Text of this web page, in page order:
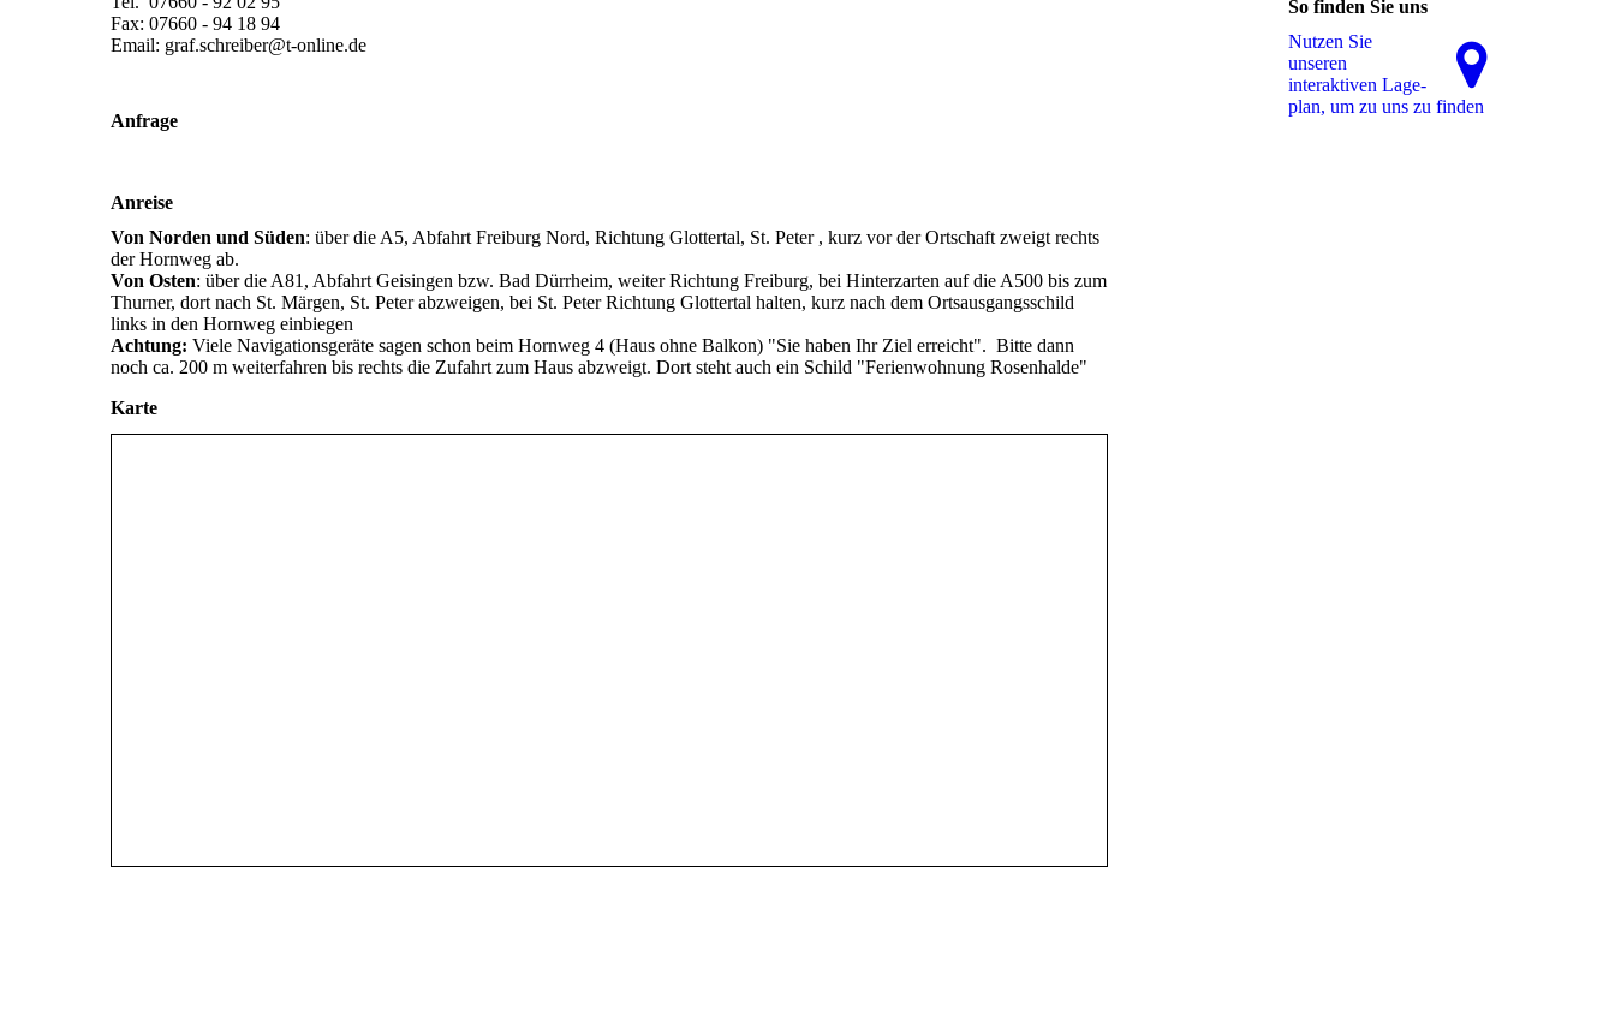
Fax: 07660 - 94 18 94
Email: graf.schreiber@t-online.de
Anfrage
Anreise
Von Norden und Süden: über die A5, Abfahrt Freiburg Nord, Richtung Glottertal, St. Peter , kurz vor der Ortschaft zweigt rechts
der Hornweg ab.
Von Osten: über die A81, Abfahrt Geisingen bzw. Bad Dürrheim, weiter Richtung Freiburg, bei Hinterzarten auf die A500 bis zum
Thurner, dort nach St. Märgen, St. Peter abzweigen, bei St. Peter Richtung Glottertal halten, kurz nach dem Ortsausgangsschild
links in den Hornweg einbiegen
Achtung: Viele Navigationsgeräte sagen schon beim Hornweg 4 (Haus ohne Balkon) "Sie haben Ihr Ziel erreicht". Bitte dann
noch ca. 200 m weiterfahren bis rechts die Zufahrt zum Haus abzweigt. Dort steht auch ein Schild "Ferienwohnung Rosenhalde"
Karte
So finden Sie uns
Nutzen Sie
unseren
interaktiven La­ge­
plan, um zu uns zu finden